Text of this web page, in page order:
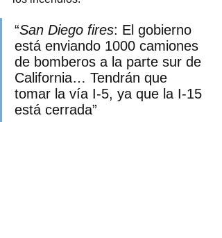
“San Diego fires: El gobierno
está enviando 1000 camiones
de bomberos a la parte sur de
California… Tendrán que
tomar la vía I-5, ya que la I-15
está cerrada”